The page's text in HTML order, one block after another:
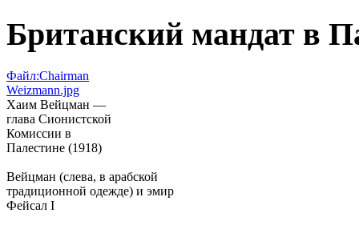
Британский мандат в
Файл:Chairman
Weizmann.jpg
Хаим Вейцман —
глава Сионистской
Комиссии в
Палестине (1918)
Вейцман (слева, в арабской
традиционной одежде) и эмир
Фейсал I